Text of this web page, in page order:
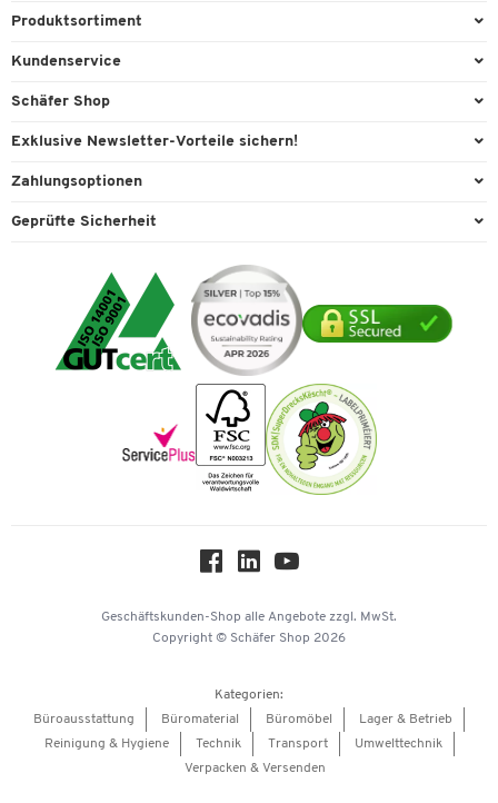
Produktsortiment
Büroausstattung
Reinigung & Hygiene
Technik
Umwelttechnik
Verpacken & Versenden
Kundenservice
Direktbestellung
Lieferinformationen
Rufnummernüberblick
Tinte / Toner
Vertrag widerrufen
Schäfer Shop
AGB
Cookie-Einstellungen
Geschichte
Impressum
Karriere
Exklusive Newsletter-Vorteile sichern!
Willkommensgeschenk
Expertenwissen
Zahlungsoptionen
Paypal
Mastercard
Vorkasse
Geprüfte Sicherheit
Geschäftskunden-Shop alle Angebote zzgl. MwSt.
Copyright © Schäfer Shop 2026
Kategorien:
Büroausstattung
Büromaterial Büromöbel
Lager & Betrieb
Reinigung & Hygiene
Technik Transport
Umwelttechnik
Verpacken & Versenden